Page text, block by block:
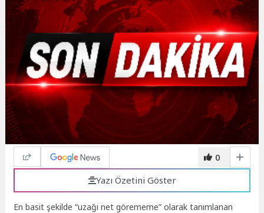
0
Yazı Özetini Göster
En basit şekilde “uzağı net görememe” olarak tanımlanan